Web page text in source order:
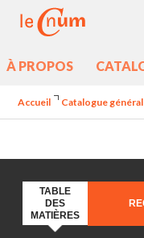
À PROPOS
Accueil Catalogue général
TABLE
DES
MATIÈRES